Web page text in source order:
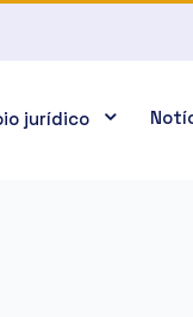
jurídico